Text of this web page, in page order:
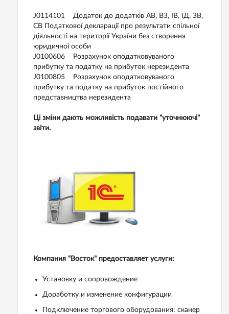
J0114101 Додаток до додатків АВ, ВЗ, ІВ, ІД. ЗВ,
СВ Податкової декларації про результати спільної
діяльності на території України без створення
юридичної особи
J0100606 Розрахунок оподатковуваного
прибутку та податку на прибуток нерезидента
J0100805 Розрахунок оподатковуваного
прибутку та податку на прибуток постійного
представництва нерезидента
Ці зміни дають можливість подавати "уточнюючі"
звіти.
Компания "Восток" предоставляет услуги:
Установку и сопровождение
Доработку и изменение конфигурации
Подключение торгового оборудования: сканер